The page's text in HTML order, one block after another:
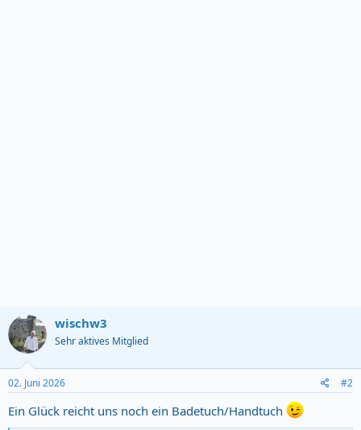
wischw3
Sehr aktives Mitglied
02. Juni 2026 #2
Ein Glück reicht uns noch ein Badetuch/Handtuch